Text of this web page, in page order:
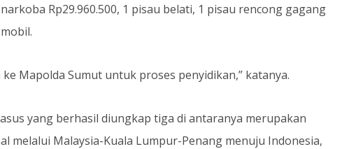
Rp29.960.500, 1 pisau belati, 1 pisau rencong gagang
Mapolda Sumut untuk proses penyidikan,” katanya.
yang berhasil diungkap tiga di antaranya merupakan
melalui Malaysia-Kuala Lumpur-Penang menuju Indonesia,